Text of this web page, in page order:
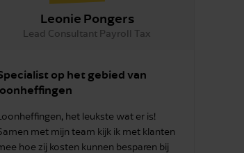
Leonie Pongers
Lead Consultant Payroll Tax
op het gebied van
het leukste wat er is!
met mijn team kijk ik met klanten
hoe zij kosten kunnen besparen bij